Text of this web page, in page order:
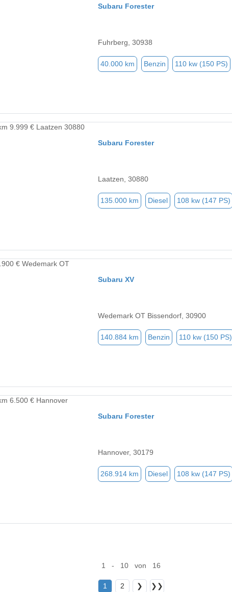
Subaru Forester
Fuhrberg, 30938
40.000 km Benzin 110 kw (150 PS)
Subaru Forester
Laatzen, 30880
135.000 km Diesel 108 kw (147 PS)
Subaru XV
Wedemark OT Bissendorf, 30900
140.884 km Benzin 110 kw (150 PS)
Subaru Forester
Hannover, 30179
268.914 km Diesel 108 kw (147 PS)
1 - 10 von 16
1 2 ❯ ❯❯